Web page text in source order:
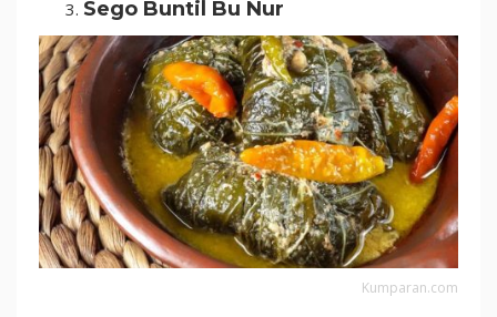
Sego Buntil Bu Nur
Kumparan.com